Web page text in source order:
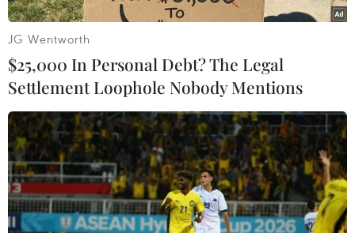
Thế giới chưa đạt đột phá cần thiết trong
bảo vệ hệ sinh thái toàn cầu
11/10/2021 11:28
Bà Elizabeth Maruma cho rằng thế giới đã không đạt
được những “đột phá” cần thiết trong giai đoạn 2011-
JG Wentworth
$25,000 In Personal Debt? The Legal
Settlement Loophole Nobody Mentions